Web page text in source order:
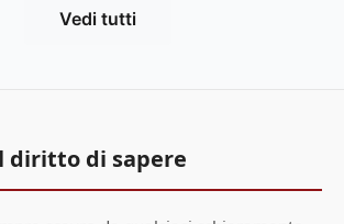
Vedi tutti
diritto di sapere